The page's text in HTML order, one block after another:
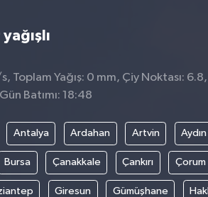
Toplam Yağış: 0 mm, Çiy Noktası: 6.8,
Batımı: 18:48
Antalya Ardahan Artvin Aydın
Bursa Çanakkale Çankırı Çorum
Giresun Gümüşhane